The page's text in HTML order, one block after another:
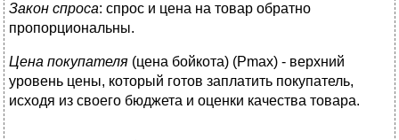
Закон спроса: спрос и цена на товар обратно
пропорциональны.
Цена покупателя (цена бойкота) (Рmах) - верхний
уровень цены, который готов заплатить покупатель,
исходя из своего бюджета и оценки качества товара.